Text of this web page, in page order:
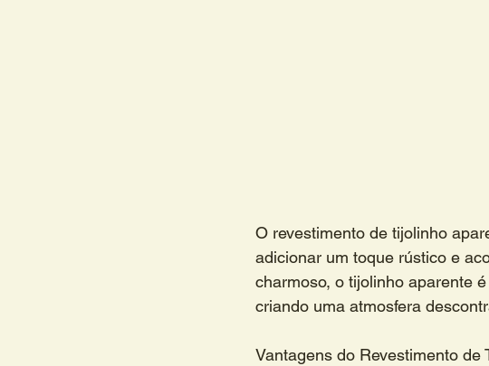
O revestimento de tijolinho
adicionar um toque rústico e
charmoso, o tijolinho aparente
criando uma atmosfera
Vantagens do Revestimento de